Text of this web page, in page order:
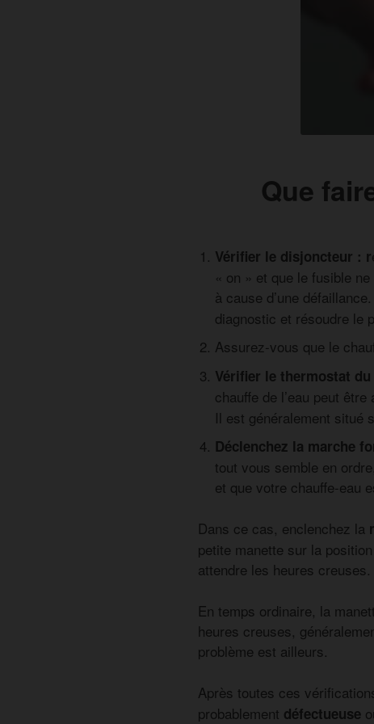
Que
Vérifier le disjoncteur : r
« on » et que le fusible
à cause d’une
diagnostic et résoudre le
Assurez-vous que le
Vérifier le thermostat
chauffe de l’eau peut
Il est généralement situé
Déclenchez la marche
tout vous semble en
et que votre chauffe-eau
Dans ce cas, enclenchez la
petite manette sur la
attendre les heures creuses.
En temps ordinaire, la
heures creuses,
problème est ailleurs.
Après toutes ces
probablement défectueuse